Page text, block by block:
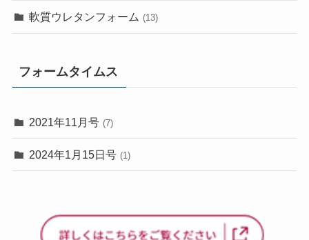
軟質ウレタンフォーム (13)
フォームタイムス
2021年11月号 (7)
2024年1月15日号 (1)